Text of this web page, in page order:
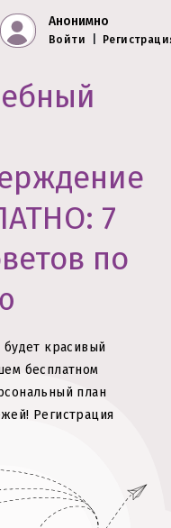
Анонимно
Войти
7
по
красивый
бесплатном
план
Регистрация